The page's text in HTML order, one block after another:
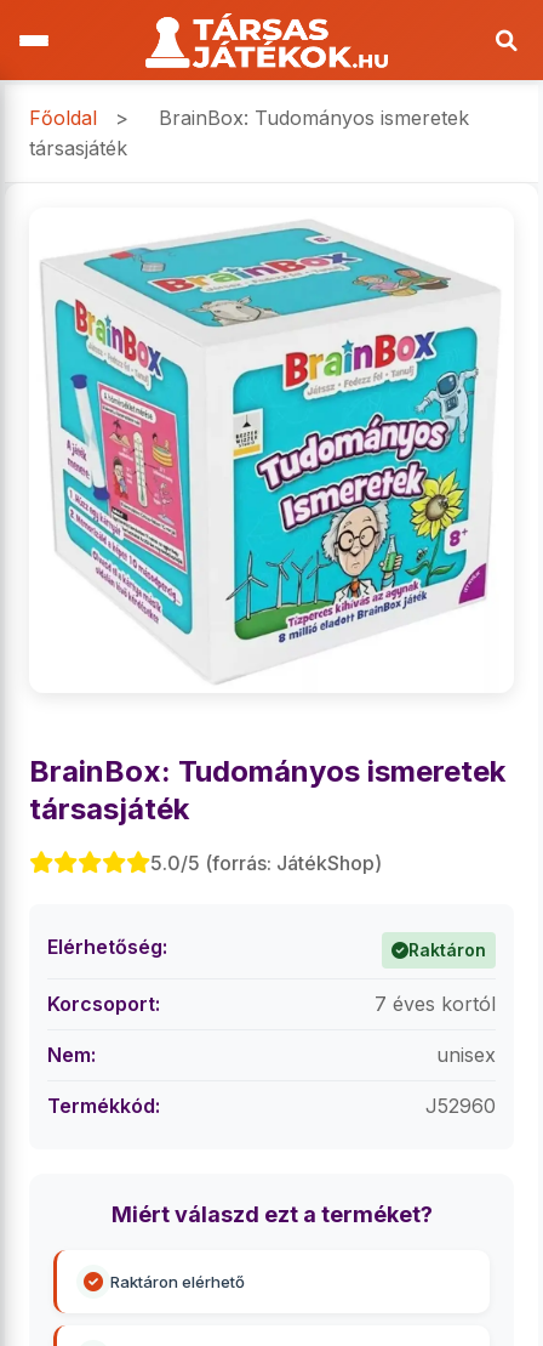
Főoldal >
BrainBox: Tudományos ismeretek
társasjáték
BrainBox: Tudományos ismeretek
társasjáték
5.0/5 (forrás: JátékShop)
Elérhetőség: Raktáron
Korcsoport: 7 éves kortól
Nem: unisex
Termékkód: J52960
Miért válaszd ezt a terméket?
Raktáron elérhető